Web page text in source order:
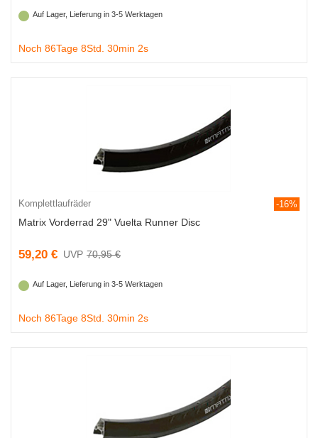
Auf Lager, Lieferung in 3-5 Werktagen
Noch 86Tage 8Std. 30min 1s
Komplettlaufräder -16%
Matrix Vorderrad 29" Vuelta Runner Disc
59,20 € 70,95 €
Auf Lager, Lieferung in 3-5 Werktagen
Noch 86Tage 8Std. 30min 1s